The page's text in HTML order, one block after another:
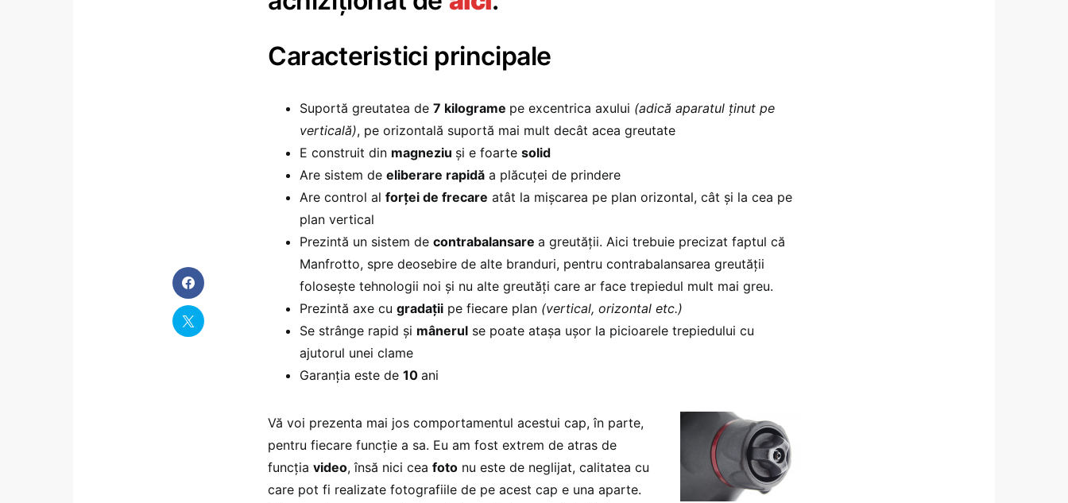
Caracteristici principale
Suportă greutatea de 7 kilograme pe excentrica axului (adică aparatul ținut pe
verticală), pe orizontală suportă mai mult decât acea greutate
E construit din magneziu și e foarte solid
Are sistem de eliberare rapidă a plăcuței de prindere
Are control al forței de frecare atât la mișcarea pe plan orizontal, cât și la cea pe
plan vertical
Prezintă un sistem de contrabalansare a greutății. Aici trebuie precizat faptul că
Manfrotto, spre deosebire de alte branduri, pentru contrabalansarea greutății
folosește tehnologii noi și nu alte greutăți care ar face trepiedul mult mai greu.
Prezintă axe cu gradații pe fiecare plan (vertical, orizontal etc.)
Se strânge rapid și mânerul se poate atașa ușor la picioarele trepiedului cu
ajutorul unei clame
Garanția este de 10 ani
Vă voi prezenta mai jos comportamentul acestui cap, în parte,
pentru fiecare funcție a sa. Eu am fost extrem de atras de
funcția video, însă nici cea foto nu este de neglijat, calitatea cu
care pot fi realizate fotografiile de pe acest cap e una aparte.